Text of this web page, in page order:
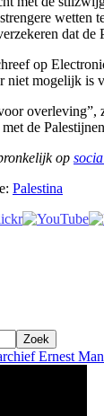
wetten
dat
op
niet mogelijk is
overleving”,
de
op
Palestina